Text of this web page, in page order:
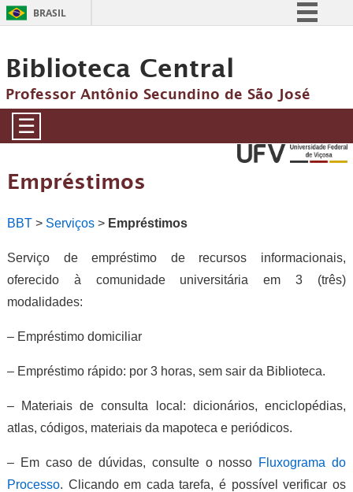
BRASIL
Comunica BR
Participe
Canais
Biblioteca Central
Professor Antônio Secundino de São José
☰
Empréstimos
BBT> Serviços> Empréstimos
Serviço de empréstimo de recursos informacionais,
oferecido à comunidade universitária em 3 (três)
modalidades:
– Empréstimo domiciliar
– Empréstimo rápido: por 3 horas, sem sair da Biblioteca.
– Materiais de consulta local: dicionários, enciclopédias,
atlas, códigos, materiais da mapoteca e periódicos.
– Em caso de dúvidas, consulte o nosso Fluxograma do
Processo. Clicando em cada tarefa, é possível verificar os